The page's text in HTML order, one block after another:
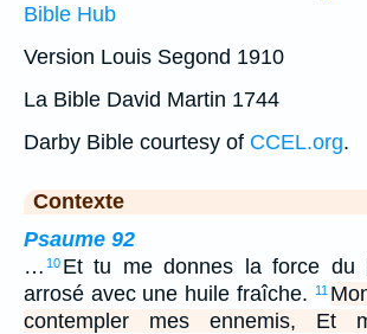
Bible Hub
Version Louis Segond 1910
La Bible David Martin 1744
Darby Bible courtesy of CCEL.org.
Contexte
Psaume 92
… 10 Et tu me donnes la force du
arrosé avec une huile fraîche.
11
contempler mes ennemis, Et